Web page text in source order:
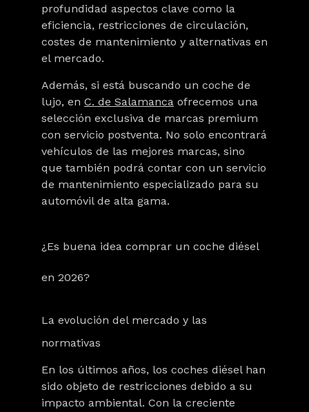
profundidad aspectos clave como la
eficiencia, restricciones de circulación,
costes de mantenimiento y alternativas en
el mercado.
Además, si está buscando un coche de
lujo, en C. de Salamanca ofrecemos una
selección exclusiva de marcas premium
con servicio postventa. No solo encontrará
vehículos de las mejores marcas, sino
que también podrá contar con un servicio
de mantenimiento especializado para su
automóvil de alta gama.
¿Es buena idea comprar un coche diésel
en 2026?
La evolución del mercado y las
normativas
En los últimos años, los coches diésel han
sido objeto de restricciones debido a su
impacto ambiental. Con la creciente